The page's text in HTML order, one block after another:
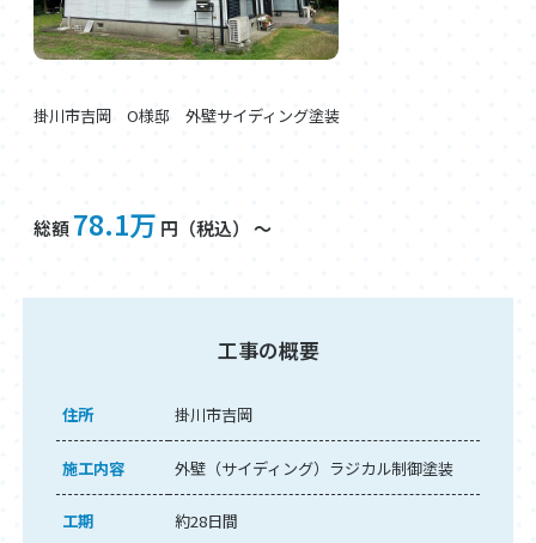
掛川市吉岡 O様邸 外壁サイディング塗装
総額78.1万 円（税込） ～
工事の概要
住所 掛川市吉岡
施工内容 外壁（サイディング）ラジカル制御塗装
工期 約28日間